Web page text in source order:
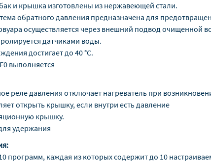
и крышка изготовлены из нержавеющей стали.
обратного давления предназначена для
осуществляется через внешний подвод очищенной
датчиками воды.
достигает до 40 °C.
выполняется
реле давления отключает нагреватель при
открыть крышку, если внутри есть давление
крышку.
удержания
программ, каждая из которых содержит до 10